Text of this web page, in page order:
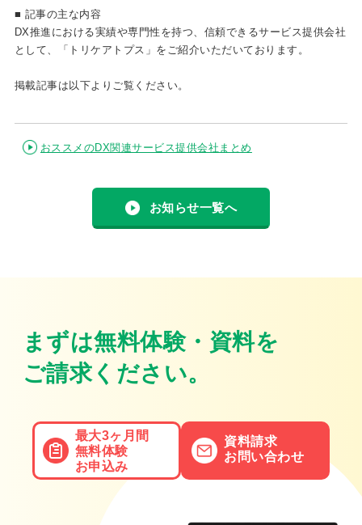
■ 記事の主な内容
DX推進における実績や専門性を持つ、信頼できるサービス提供会社
として、「トリケアトプス」をご紹介いただいております。
掲載記事は以下よりご覧ください。
おススメのDX関連サービス提供会社まとめ
お知らせ一覧へ
まずは無料体験・資料を
ご請求ください。
最大3ヶ月間
無料体験
お申込み
資料請求
お問い合わせ